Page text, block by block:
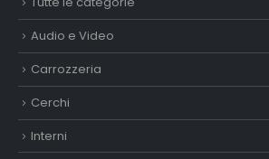
Audio e Video
Carrozzeria
Cerchi
Interni